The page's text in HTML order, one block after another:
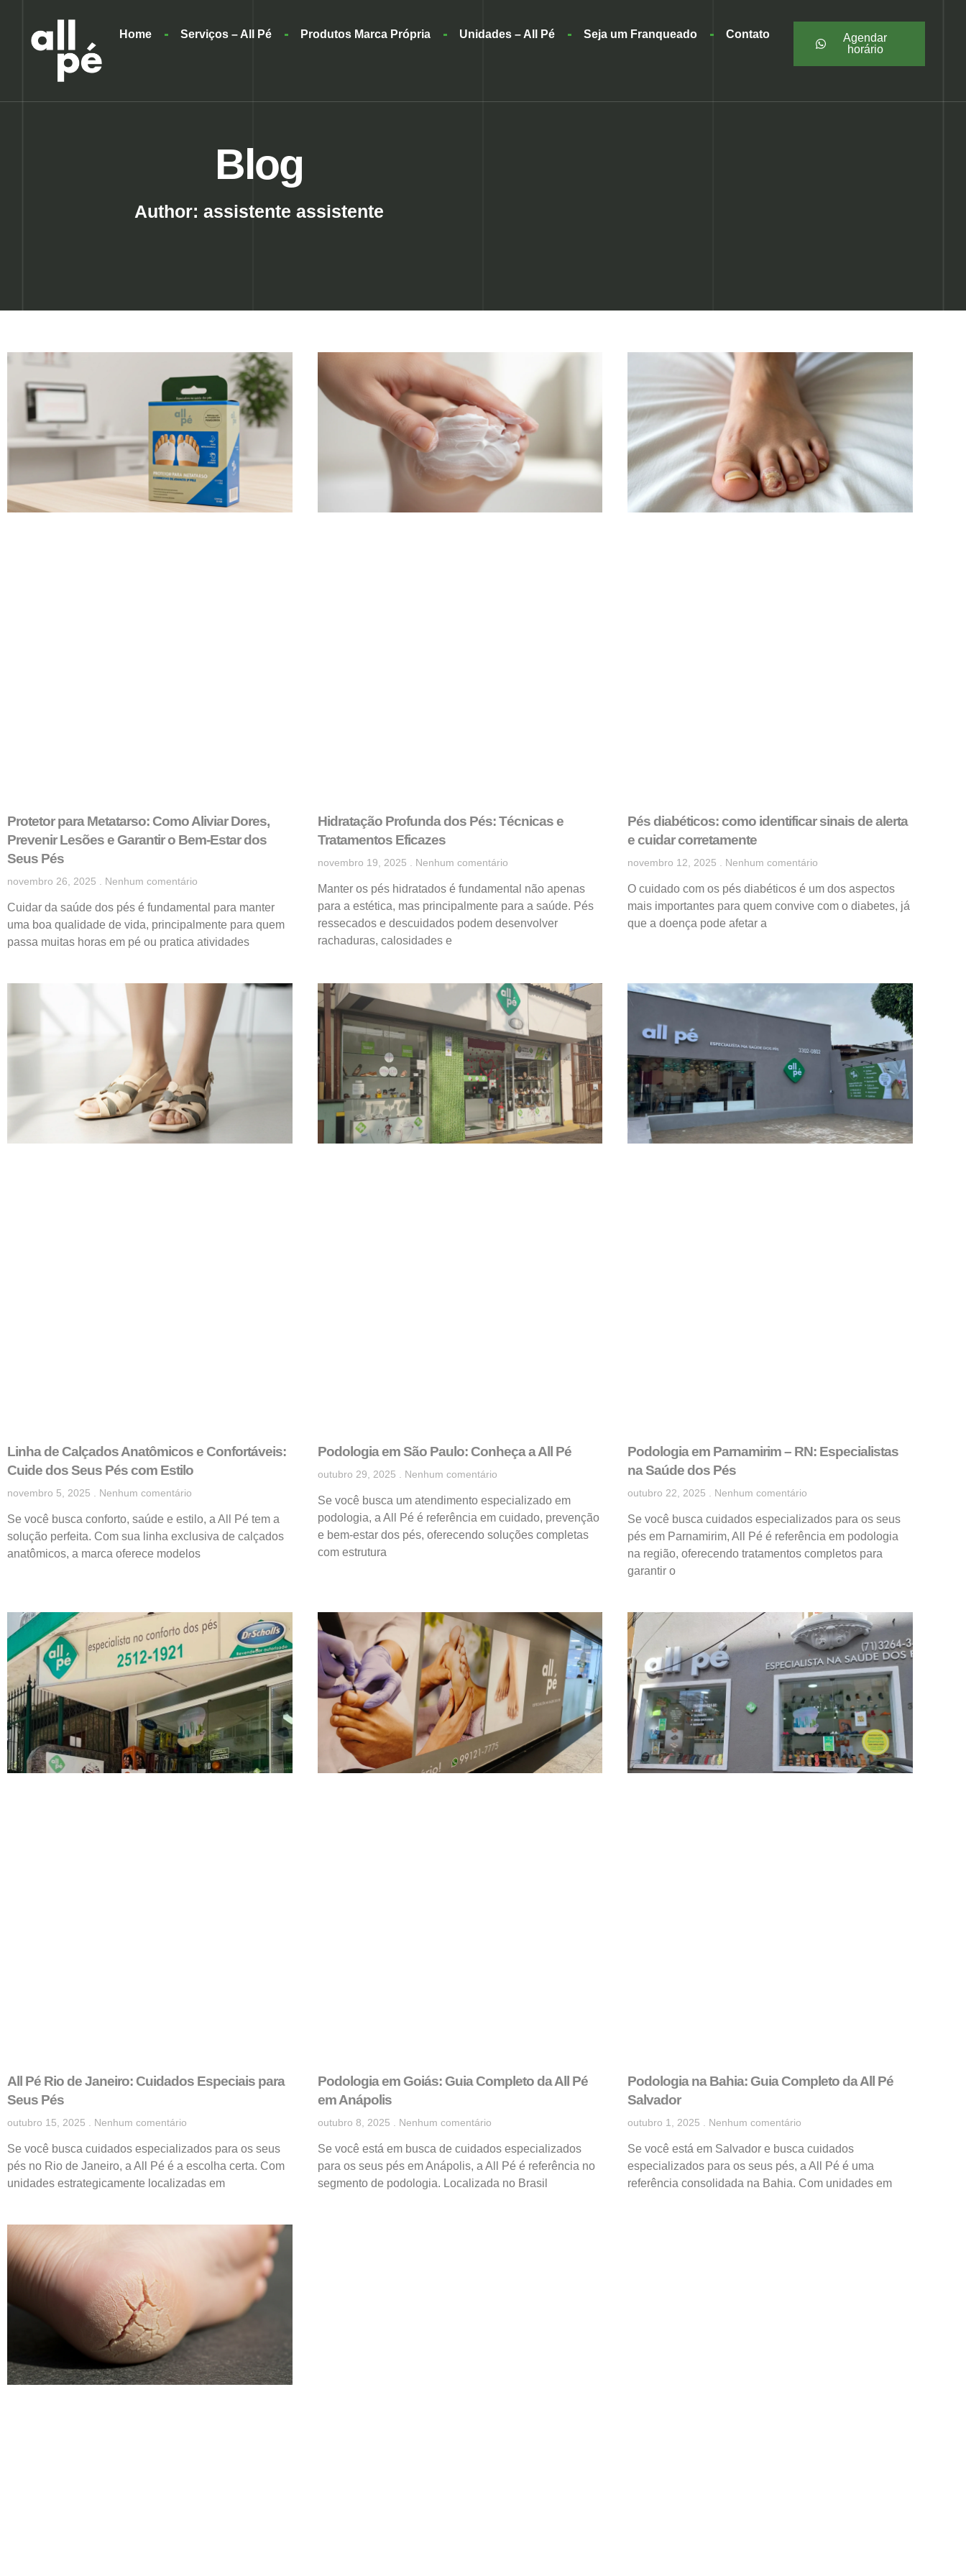
Home Serviços – All Pé Produtos Marca Própria Unidades – All Pé Seja um Franqueado Contato
Agendar
horário
Blog
Author: assistente assistente
Protetor para Metatarso: Como Aliviar Dores,
Prevenir Lesões e Garantir o Bem-Estar dos
Seus Pés
novembro 26, 2025 Nenhum comentário
Cuidar da saúde dos pés é fundamental para manter
uma boa qualidade de vida, principalmente para quem
passa muitas horas em pé ou pratica atividades
Hidratação Profunda dos Pés: Técnicas e
Tratamentos Eficazes
novembro 19, 2025 Nenhum comentário
Manter os pés hidratados é fundamental não apenas
para a estética, mas principalmente para a saúde. Pés
ressecados e descuidados podem desenvolver
rachaduras, calosidades e
Pés diabéticos: como identificar sinais de alerta
e cuidar corretamente
novembro 12, 2025 Nenhum comentário
O cuidado com os pés diabéticos é um dos aspectos
mais importantes para quem convive com o diabetes, já
que a doença pode afetar a
Linha de Calçados Anatômicos e Confortáveis:
Cuide dos Seus Pés com Estilo
novembro 5, 2025 Nenhum comentário
Se você busca conforto, saúde e estilo, a All Pé tem a
solução perfeita. Com sua linha exclusiva de calçados
anatômicos, a marca oferece modelos
Podologia em São Paulo: Conheça a All Pé
outubro 29, 2025 Nenhum comentário
Se você busca um atendimento especializado em
podologia, a All Pé é referência em cuidado, prevenção
e bem-estar dos pés, oferecendo soluções completas
com estrutura
Podologia em Parnamirim – RN: Especialistas
na Saúde dos Pés
outubro 22, 2025 Nenhum comentário
Se você busca cuidados especializados para os seus
pés em Parnamirim, All Pé é referência em podologia
na região, oferecendo tratamentos completos para
garantir o
All Pé Rio de Janeiro: Cuidados Especiais para
Seus Pés
outubro 15, 2025 Nenhum comentário
Se você busca cuidados especializados para os seus
pés no Rio de Janeiro, a All Pé é a escolha certa. Com
unidades estrategicamente localizadas em
Podologia em Goiás: Guia Completo da All Pé
em Anápolis
outubro 8, 2025 Nenhum comentário
Se você está em busca de cuidados especializados
para os seus pés em Anápolis, a All Pé é referência no
segmento de podologia. Localizada no Brasil
Podologia na Bahia: Guia Completo da All Pé
Salvador
outubro 1, 2025 Nenhum comentário
Se você está em Salvador e busca cuidados
especializados para os seus pés, a All Pé é uma
referência consolidada na Bahia. Com unidades em